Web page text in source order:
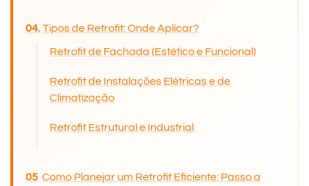
Tipos de Retrofit: Onde Aplicar?
Retrofit de Fachada (Estético e Funcional)
Retrofit de Instalações Elétricas e de
Climatização
Retrofit Estrutural e Industrial
Como Planejar um Retrofit Eficiente: Passo a